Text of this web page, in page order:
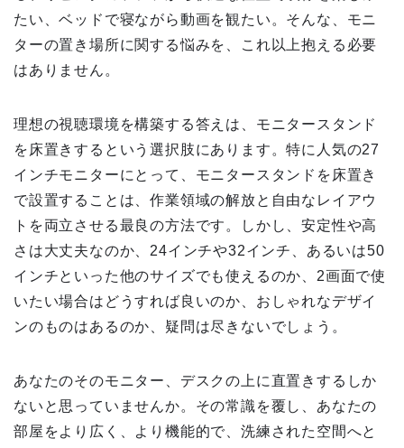
たい、ベッドで寝ながら動画を観たい。そんな、モニ
ターの置き場所に関する悩みを、これ以上抱える必要
はありません。
理想の視聴環境を構築する答えは、モニタースタンド
を床置きするという選択肢にあります。特に人気の27
インチモニターにとって、モニタースタンドを床置き
で設置することは、作業領域の解放と自由なレイアウ
トを両立させる最良の方法です。しかし、安定性や高
さは大丈夫なのか、24インチや32インチ、あるいは50
インチといった他のサイズでも使えるのか、2画面で使
いたい場合はどうすれば良いのか、おしゃれなデザイ
ンのものはあるのか、疑問は尽きないでしょう。
あなたのそのモニター、デスクの上に直置きするしか
ないと思っていませんか。その常識を覆し、あなたの
部屋をより広く、より機能的で、洗練された空間へと